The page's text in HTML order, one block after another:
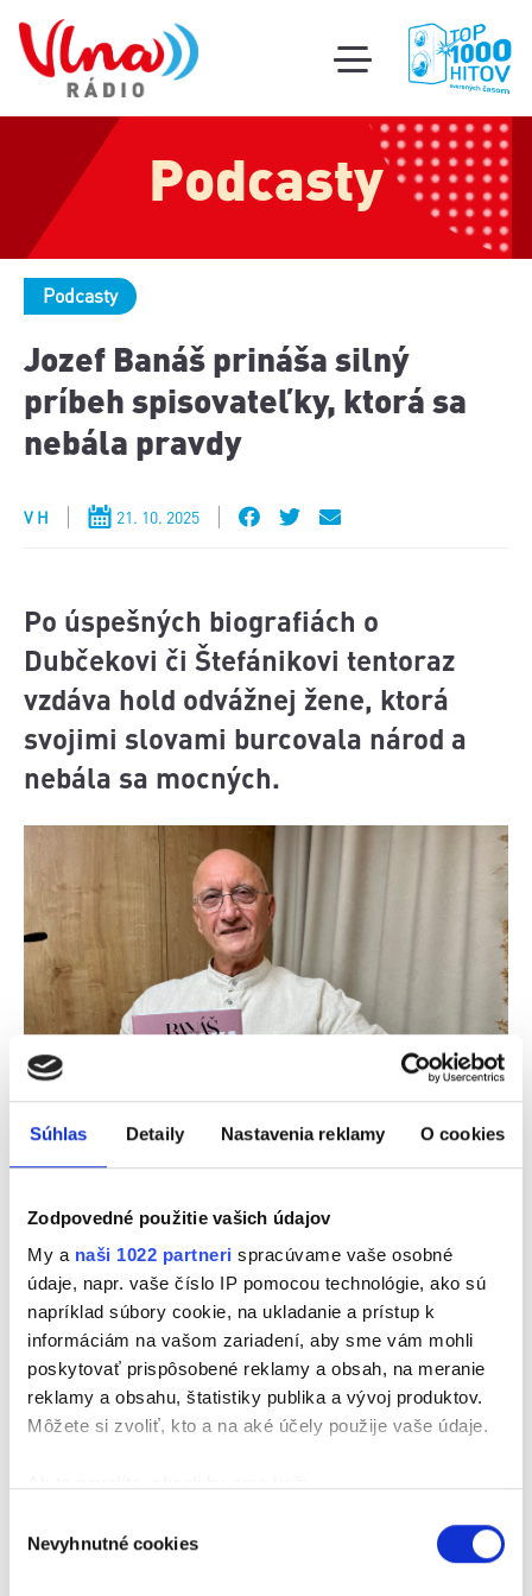
Súhlas Detaily Nastavenia reklamy O cookies
Zodpovedné použitie vašich údajov
My a naši 1022 partneri spracúvame vaše osobné
údaje, napr. vaše číslo IP pomocou technológie, ako sú
napríklad súbory cookie, na ukladanie a prístup k
informáciám na vašom zariadení, aby sme vám mohli
poskytovať prispôsobené reklamy a obsah, na meranie
reklamy a obsahu, štatistiky publika a vývoj produktov.
Môžete si zvoliť, kto a na aké účely použije vaše údaje.
polohe s presnosťou na niekoľko metrov
súhlasu
Nevyhnutné cookies
toggle
mobile
menu
Podcasty
Podcasty
Jozef Banáš prináša silný
príbeh spisovateľky, ktorá sa
nebála pravdy
V H 21. 10. 2025
Po úspešných biografiách o
Dubčekovi či Štefánikovi tentoraz
vzdáva hold odvážnej žene, ktorá
svojimi slovami burcovala národ a
nebála sa mocných.
Zdroj obrázku: Ikar
Každý mocnár je rád, keď má hlúpy národ.
Najväčším nebezpečenstvom pre mocných sú
vzdelanci. Tí robia šarapatu, nie hlupáci.... Aj takúto
aktuálnu a veľmi trefnú vetu si môžete prečítať v
novom beletrizovanom životopise Jozefa Banáša.
Po knihách o Dubčekovi, Štefánikovi, Stodolovi a
autorom, ale pár dojmov pridala aj Adela